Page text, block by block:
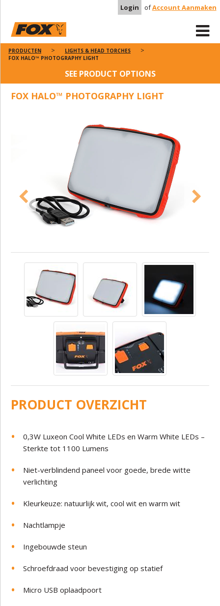
Login ofAccount Aanmaken
PRODUCTEN
LIGHTS & HEAD TORCHES
FOX HALO™ PHOTOGRAPHY LIGHT
SEE PRODUCT OPTIONS
FOX HALO™ PHOTOGRAPHY LIGHT
PRODUCT OVERZICHT
0,3W Luxeon Cool White LEDs en Warm White LEDs –
Sterkte tot 1100 Lumens
Niet-verblindend paneel voor goede, brede witte
verlichting
Kleurkeuze: natuurlijk wit, cool wit en warm wit
Nachtlampje
Ingebouwde steun
Schroefdraad voor bevestiging op statief
Micro USB oplaadpoort